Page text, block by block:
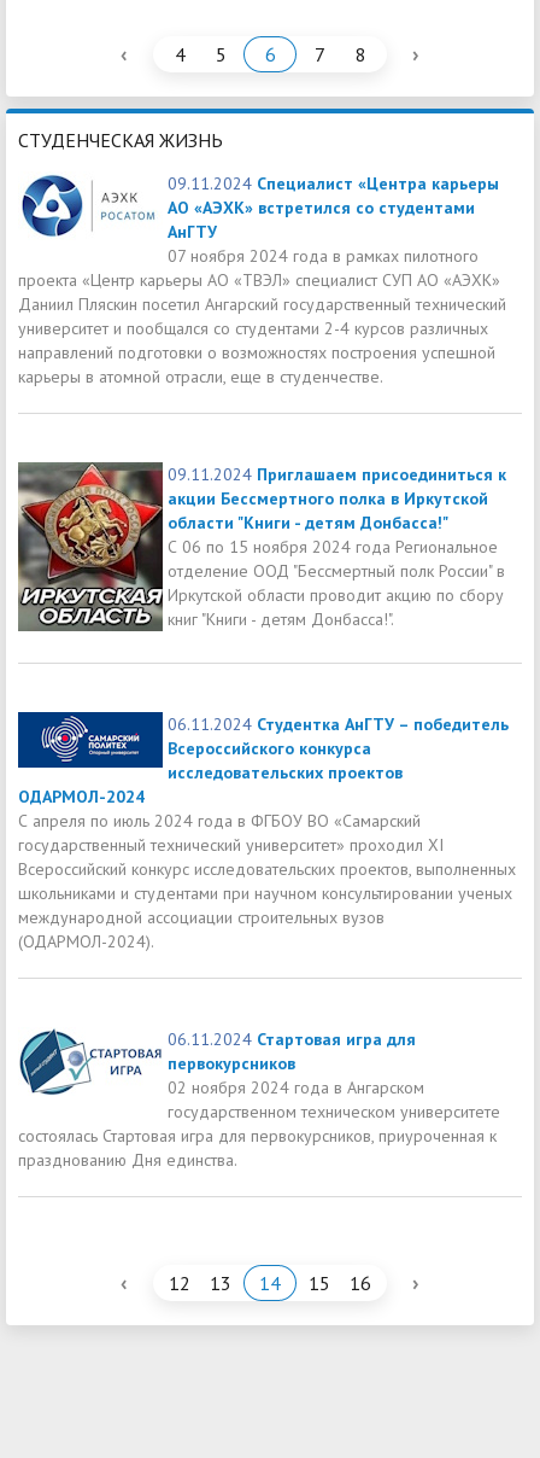
‹ 4 5 6 7 8 ›
СТУДЕНЧЕСКАЯ ЖИЗНЬ
09.11.2024 Специалист «Центра карьеры
АО «АЭХК» встретился со студентами
АнГТУ
07 ноября 2024 года в рамках пилотного
проекта «Центр карьеры АО «ТВЭЛ» специалист СУП АО «АЭХК»
Даниил Пляскин посетил Ангарский государственный технический
университет и пообщался со студентами 2-4 курсов различных
направлений подготовки о возможностях построения успешной
карьеры в атомной отрасли, еще в студенчестве.
09.11.2024 Приглашаем присоединиться к
акции Бессмертного полка в Иркутской
области "Книги - детям Донбасса!"
С 06 по 15 ноября 2024 года Региональное
отделение ООД "Бессмертный полк России" в
Иркутской области проводит акцию по сбору
книг "Книги - детям Донбасса!".
06.11.2024 Студентка АнГТУ – победитель
Всероссийского конкурса
исследовательских проектов
ОДАРМОЛ-2024
С апреля по июль 2024 года в ФГБОУ ВО «Самарский
государственный технический университет» проходил XI
Всероссийский конкурс исследовательских проектов, выполненных
школьниками и студентами при научном консультировании ученых
международной ассоциации строительных вузов
(ОДАРМОЛ-2024).
06.11.2024 Стартовая игра для
первокурсников
02 ноября 2024 года в Ангарском
государственном техническом университете
состоялась Стартовая игра для первокурсников, приуроченная к
празднованию Дня единства.
‹ 12 13 14 15 16 ›